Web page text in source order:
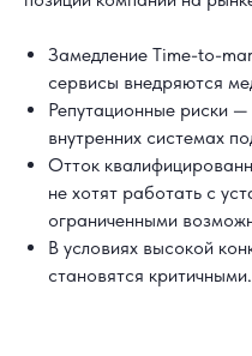
Замедление Time-to-
сервисы внедряются
Репутационные риски —
внутренних системах
Отток
не хотят работать с
ограниченными
В условиях высокой
становятся критичными.